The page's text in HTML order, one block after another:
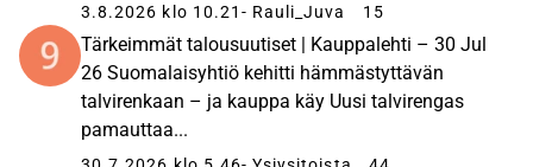
3.8.2026 klo 10.21 - Rauli_Juva 15
Tärkeimmät talousuutiset | Kauppalehti – 30 Jul
26 Suomalaisyhtiö kehitti hämmästyttävän
talvirenkaan – ja kauppa käy Uusi talvirengas
pamauttaa...